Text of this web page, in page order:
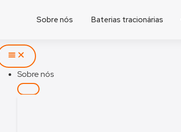
Sobre nós Baterias tracionárias
Sobre nós